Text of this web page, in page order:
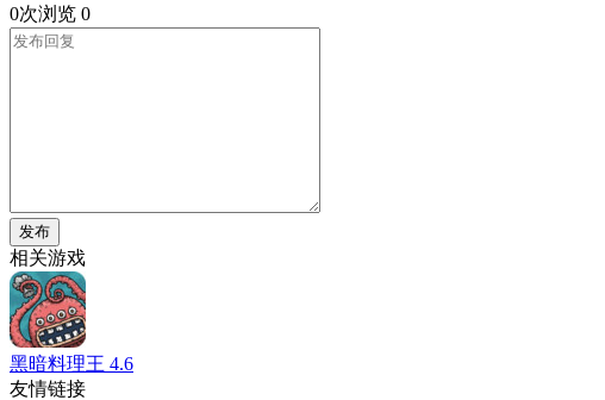
0次浏览 0
发布
相关游戏
黑暗料理王 4.6
友情链接